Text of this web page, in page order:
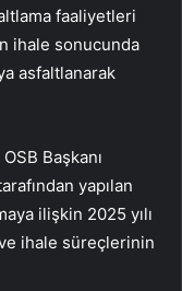
faaliyetleri
ihale sonucunda
asfaltlanarak
Başkanı
yapılan
ilişkin 2025 yılı
ihale süreçlerinin